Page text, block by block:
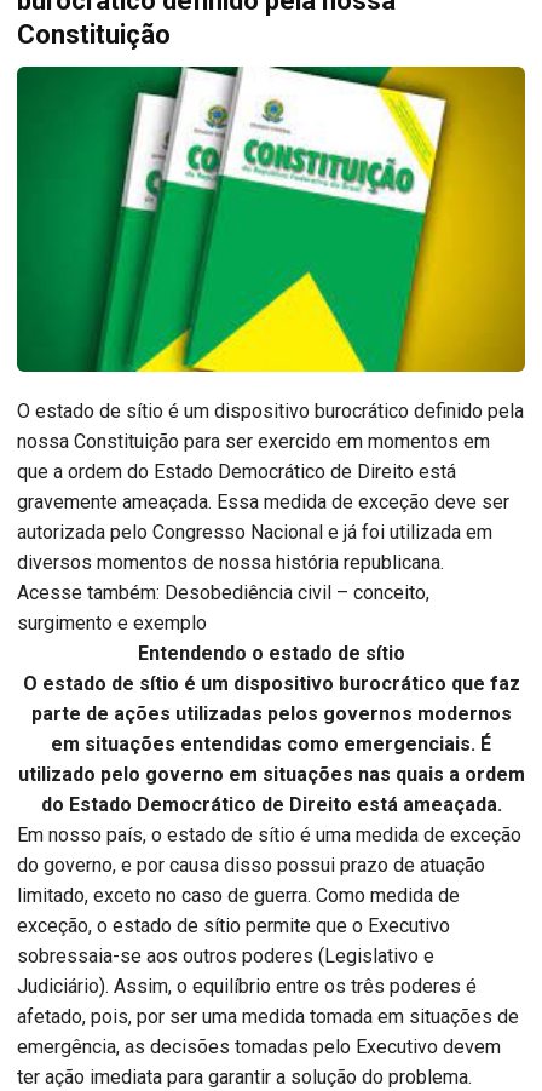
Constituição
O estado de sítio é um dispositivo burocrático definido pela
nossa Constituição para ser exercido em momentos em
que a ordem do Estado Democrático de Direito está
gravemente ameaçada. Essa medida de exceção deve ser
autorizada pelo Congresso Nacional e já foi utilizada em
diversos momentos de nossa história republicana.
Acesse também: Desobediência civil – conceito,
surgimento e exemplo
Entendendo o estado de sítio
O estado de sítio é um dispositivo burocrático que faz
parte de ações utilizadas pelos governos modernos
em situações entendidas como emergenciais. É
utilizado pelo governo em situações nas quais a ordem
do Estado Democrático de Direito está ameaçada.
Em nosso país, o estado de sítio é uma medida de exceção
do governo, e por causa disso possui prazo de atuação
limitado, exceto no caso de guerra. Como medida de
exceção, o estado de sítio permite que o Executivo
sobressaia-se aos outros poderes (Legislativo e
Judiciário). Assim, o equilíbrio entre os três poderes é
afetado, pois, por ser uma medida tomada em situações de
emergência, as decisões tomadas pelo Executivo devem
ter ação imediata para garantir a solução do problema.